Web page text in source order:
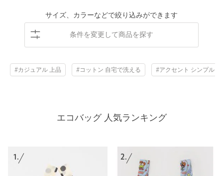
サイズ、カラーなどで絞り込みができます
条件を変更して商品を探す
#カジュアル 上品 #コットン 自宅で洗える #アクセント シンプル
エコバッグ 人気ランキング
1. 2.